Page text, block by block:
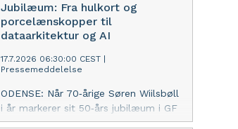
forklaringen kan være, at danskerne
fortsat er gode til at sikre boligen
mod det lunefulde sommervejr, lyder
det.
Jubilæum: Fra hulkort og
porcelænskopper til
dataarkitektur og AI
17.7.2026 06:30:00 CEST
Pressemeddelelse
ODENSE: Når 70‑årige Søren Wiilsbøll
i år markerer sit 50‑års jubilæum i GF
Forsikring, kan han bl.a. se tilbage på